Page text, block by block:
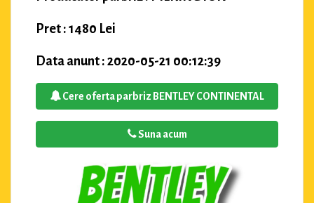
Pret : 1480 Lei
Data anunt : 2020-05-21 00:12:39
Cere oferta parbriz BENTLEY CONTINENTAL
Suna acum